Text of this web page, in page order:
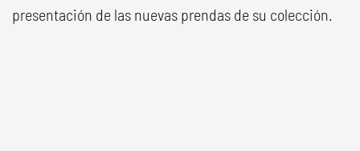
presentación de las nuevas prendas de su colección.